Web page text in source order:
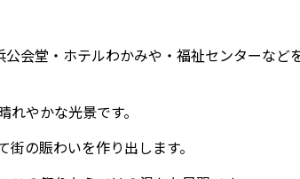
会堂・ホテルわかみや・福祉センターなど
やかな光景です。
の賑わいを作り出します。